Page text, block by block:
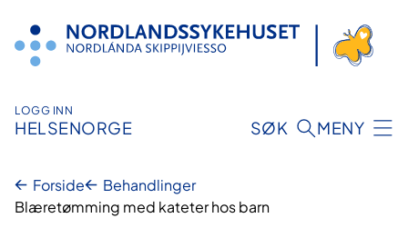
innhold
LOGG INN
HELSENORGE SØK MENY
Forside
Behandlinger
Blæretømming med kateter hos barn